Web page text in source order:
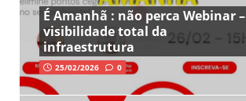
É Amanhã : não perca Webinar –
visibilidade total da
infraestrutura
25/02/2026 0